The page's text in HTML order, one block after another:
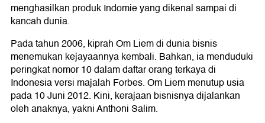
menghasilkan produk Indomie yang dikenal sampai di
kancah dunia.
Pada tahun 2006, kiprah Om Liem di dunia bisnis
menemukan kejayaannya kembali. Bahkan, ia menduduki
peringkat nomor 10 dalam daftar orang terkaya di
Indonesia versi majalah Forbes. Om Liem menutup usia
pada 10 Juni 2012. Kini, kerajaan bisnisnya dijalankan
oleh anaknya, yakni Anthoni Salim.